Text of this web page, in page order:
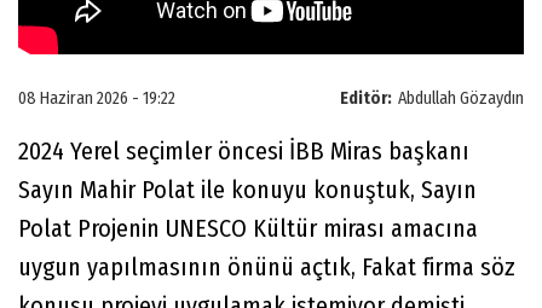
Editör: Abdullah Gözaydın
08 Haziran 2026 - 19:22
2024 Yerel seçimler öncesi İBB Miras başkanı
Sayın Mahir Polat ile konuyu konuştuk, Sayın
Polat Projenin UNESCO Kültür mirası amacına
uygun yapılmasının önünü açtık, Fakat firma söz